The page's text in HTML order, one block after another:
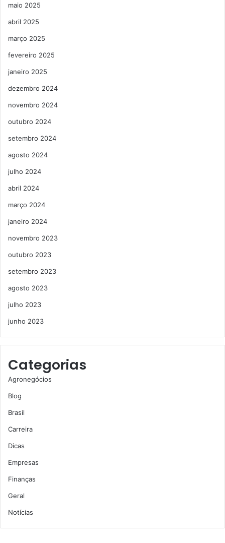
maio 2025
abril 2025
março 2025
fevereiro 2025
janeiro 2025
dezembro 2024
novembro 2024
outubro 2024
setembro 2024
agosto 2024
julho 2024
abril 2024
março 2024
janeiro 2024
novembro 2023
outubro 2023
setembro 2023
agosto 2023
julho 2023
junho 2023
Categorias
Agronegócios
Blog
Brasil
Carreira
Dicas
Empresas
Finanças
Geral
Notícias